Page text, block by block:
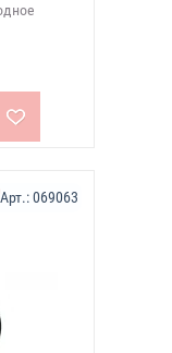
Арт.:069063